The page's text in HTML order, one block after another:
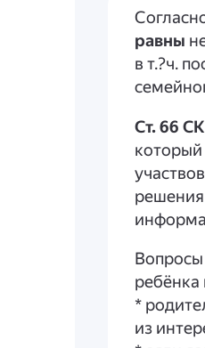
равны
в т.?ч.
Ст. 66
который
решения
Вопросы
ребёнка
*
из